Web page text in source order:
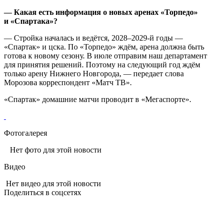
— Какая есть информация о новых аренах «Торпедо»
и «Спартака»?
— Стройка началась и ведётся, 2028–2029‑й годы —
«Спартак» и цска. По «Торпедо» ждём, арена должна быть
готова к новому сезону. В июле отправим наш департамент
для принятия решений. Поэтому на следующий год ждём
только арену Нижнего Новгорода, — передает слова
Морозова корреспондент «Матч ТВ».
«Спартак» домашние матчи проводит в «Мегаспорте».
Фотогалерея
Нет фото для этой новости
Видео
Нет видео для этой новости
Поделиться в соцсетях